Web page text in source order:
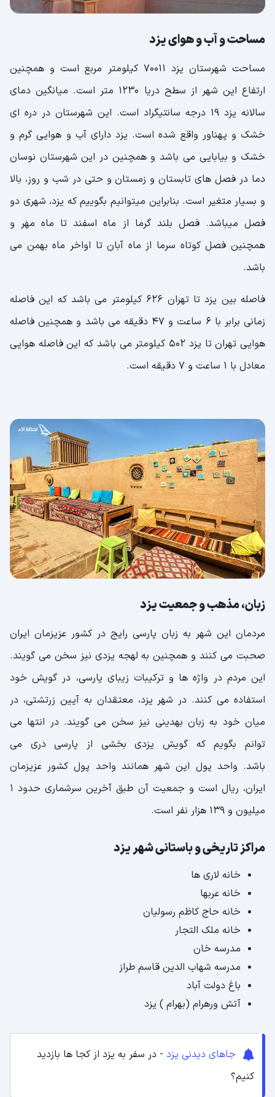
مساحت و آب و هوای یزد
مساحت شهرستان یزد 70011 کیلومتر مربع است و همچنین
ارتفاع این شهر از سطح دریا 1230 متر است. میانگین دمای
سالانه یزد 19 درجه سانتیگراد است. این شهرستان در دره ای
خشک و پهناور واقع شده است. یزد دارای آب و هوایی گرم و
خشک و بیابایی می باشد و همچنین در این شهرستان نوسان
دما در فصل های تابستان و زمستان و حتی در شب و روز، بالا
و بسیار متغیر است. بنابراین میتوانیم بگوییم که یزد، شهری دو
فصل میباشد. فصل بلند گرما از ماه اسفند تا ماه مهر و
همچنین فصل کوتاه سرما از ماه آبان تا اواخر ماه بهمن می
باشد.
فاصله بین یزد تا تهران 626 کیلومتر می باشد که این فاصله
زمانی برابر با 6 ساعت و 47 دقیقه می باشد و همچنین فاصله
هوایی تهران تا یزد 502 کیلومتر می باشد که این فاصله هوایی
معادل با 1 ساعت و 7 دقیقه است.
زبان، مذهب و جمعیت یزد
مردمان این شهر به زبان پارسی رایج در کشور عزیزمان ایران
صحبت می کنند و همچنین به لهجه یزدی نیز سخن می گویند.
این مردم در واژه ها و ترکیبات زیبای پارسی، در گویش خود
استفاده می کنند. در شهر یزد، معتقدان به آیین زرتشتی، در
میان خود به زبان بهدینی نیز سخن می گویند. در انتها می
توانم بگویم که گویش یزدی بخشی از پارسی دری می
باشد. واحد پول این شهر همانند واحد پول کشور عزیزمان
ایران، ریال است و جمعیت آن طبق آخرین سرشماری حدود 1
میلیون و 139 هزار نفر است.
مراکز تاریخی و باستانی شهر یزد
خانه لاری ها
خانه عربها
خانه حاج کاظم رسولیان
خانه ملک التجار
مدرسه خان
مدرسه شهاب الدین قاسم طراز
باغ دولت آباد
آتش ورهرام (بهرام ) یزد
جاهای دیدنی یزد - در سفر به یزد از کجا ها بازدید
کنیم؟